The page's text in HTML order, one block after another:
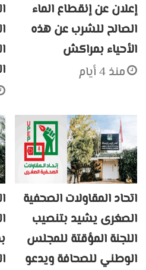
إعلان عن إنقطاع الماء
الصالح للشرب عن هذه
الأحياء بمراكش
منذ 4 أيام
اتحاد المقاولات الصحفية
الصغرى يشيد بتنصيب
اللجنة المؤقتة للمجلس
الوطني للصحافة ويدعو